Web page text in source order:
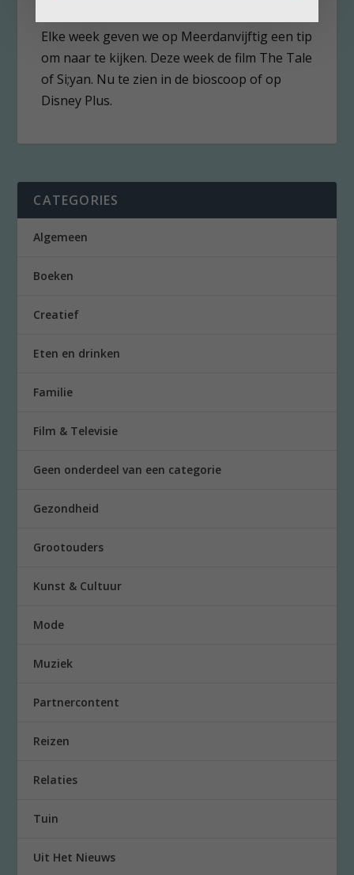
Elke week geven we op Meerdanvijftig een tip
om naar te kijken. Deze week de film The Tale
of Si;yan. Nu te zien in de bioscoop of op
Disney Plus.
CATEGORIES
Algemeen
Boeken
Creatief
Eten en drinken
Familie
Film & Televisie
Geen onderdeel van een categorie
Gezondheid
Grootouders
Kunst & Cultuur
Mode
Muziek
Partnercontent
Reizen
Relaties
Tuin
Uit Het Nieuws